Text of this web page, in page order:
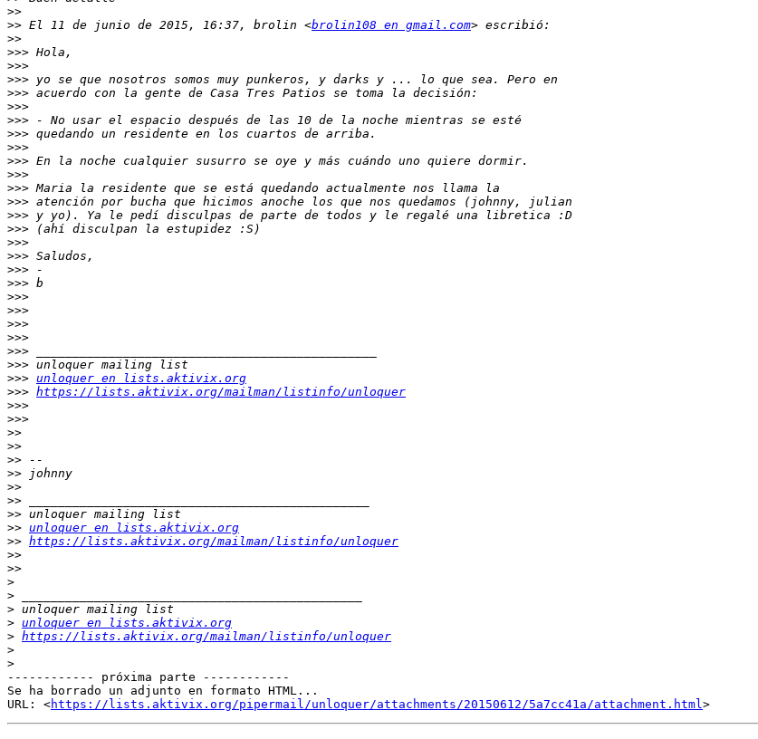
>>
>> El 11 de junio de 2015, 16:37, brolin <brolin108 en gmail.com
>>
>>>
>>>
>>>
>>>
>>>
>>>
>>>
>>>
>>>
>>>
>>>
>>>
>>>
>>>
>>>
>>>
>>>
>>>
>>>
>>>
>>>
>>>
>>>
>>>
>>> unloquer en lists.aktivix.org
>>> https://lists.aktivix.org/mailman/listinfo/unloquer
>>>
>>>
>>
>>
>>
>>
>>
>>
>>
>> unloquer en lists.aktivix.org
>> https://lists.aktivix.org/mailman/listinfo/unloquer
>>
>>
>
>
>
> unloquer en lists.aktivix.org
> https://lists.aktivix.org/mailman/listinfo/unloquer
>
>
------------ próxima parte ------------
Se ha borrado un adjunto en formato HTML...
URL: <https://lists.aktivix.org/pipermail/unloquer/attachments/20150612/5a7cc41a/attachment.html